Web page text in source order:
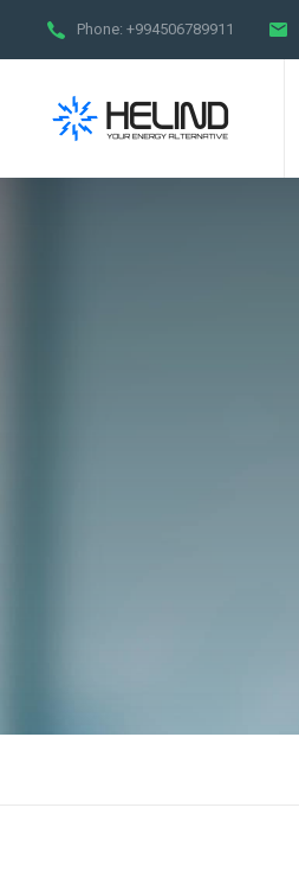
Phone: +994506789911